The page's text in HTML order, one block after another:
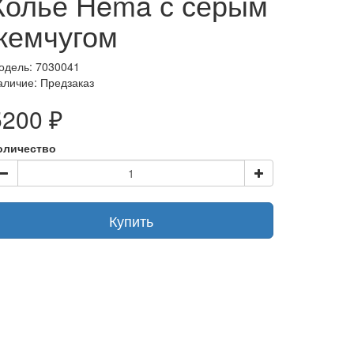
7030041
Предзаказ
₽
Купить